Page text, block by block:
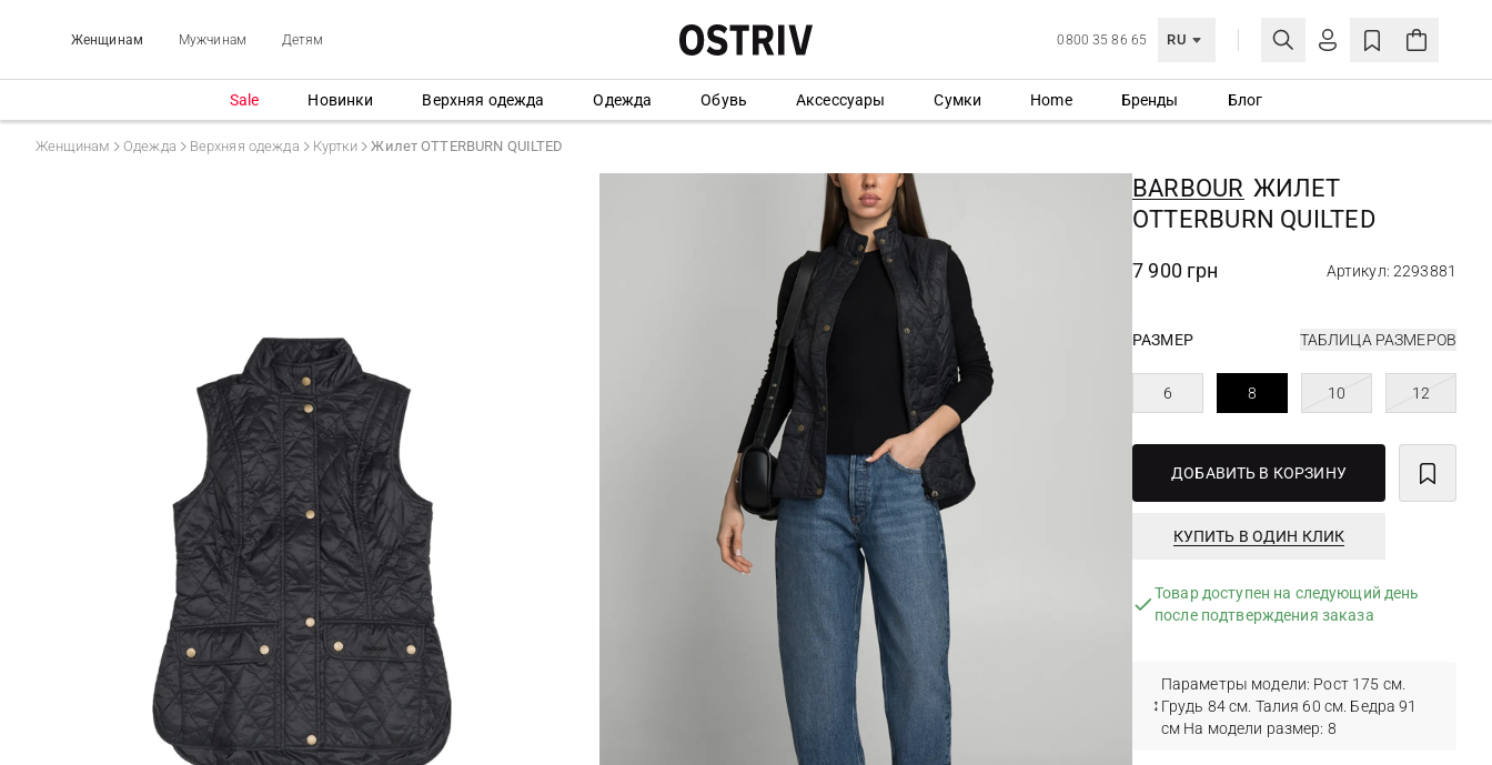
Женщинам Мужчинам Детям 0800 35 86 65 RU
ЛИЧНЫЙ КАБИНЕТ
Еще не зарегистрированы?
СОЗДАТЬ УЧЕТНУЮ ЗАПИСЬ
Sale Новинки Верхняя одежда Одежда Обувь Аксессуары Сумки Home Бренды Блог
Женщинам Одежда Верхняя одежда Куртки Жилет OTTERBURN QUILTED
BARBOUR ЖИЛЕТ
OTTERBURN QUILTED
7 900 грн Артикул: 2293881
РАЗМЕР ТАБЛИЦА РАЗМЕРОВ
6 8 10 12
ДОБАВИТЬ В КОРЗИНУ
КУПИТЬ В ОДИН КЛИК
Товар доступен на следующий день
после подтверждения заказа
Параметры модели: Рост 175 см.
Грудь 84 см. Талия 60 см. Бедра 91
см На модели размер: 8